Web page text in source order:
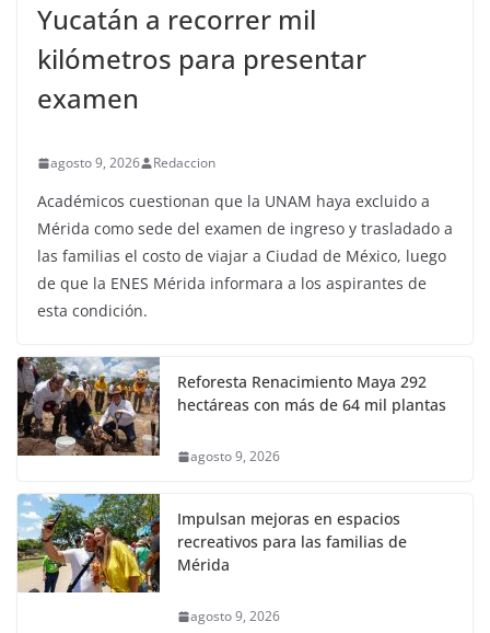
Yucatán a recorrer mil
kilómetros para presentar
examen
agosto 9, 2026 Redaccion
Académicos cuestionan que la UNAM haya excluido a
Mérida como sede del examen de ingreso y trasladado a
las familias el costo de viajar a Ciudad de México, luego
de que la ENES Mérida informara a los aspirantes de
esta condición.
Reforesta Renacimiento Maya 292
hectáreas con más de 64 mil plantas
agosto 9, 2026
Impulsan mejoras en espacios
recreativos para las familias de
Mérida
agosto 9, 2026